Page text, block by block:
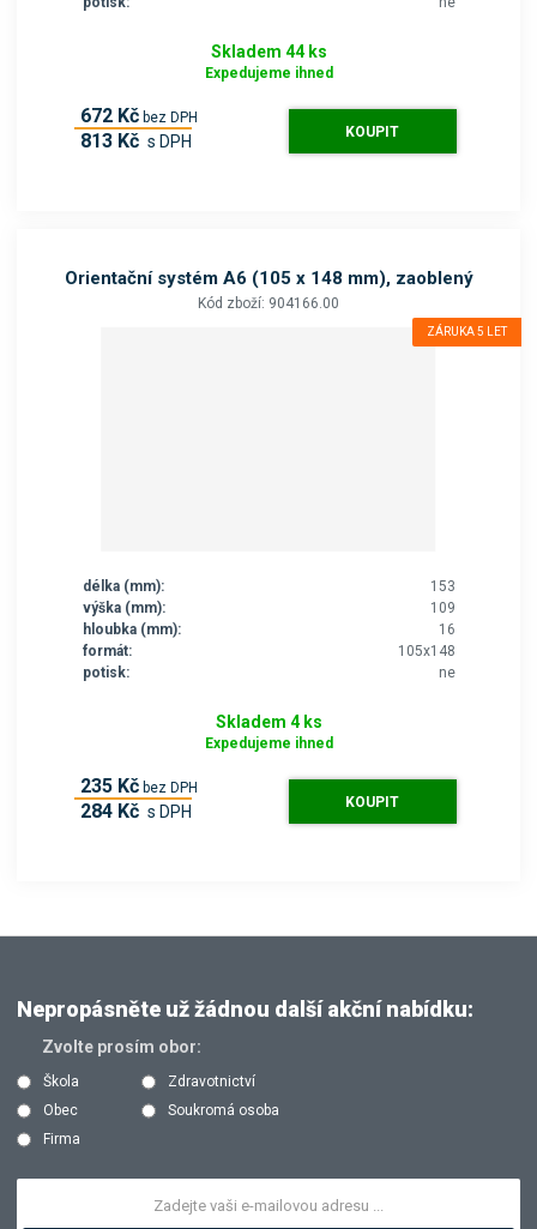
Skladem 44 ks
Expedujeme ihned
672 Kč bez DPH
813 Kč s DPH KOUPIT
Orientační systém A6 (105 x 148 mm), zaoblený
Kód zboží: 904166.00
ZÁRUKA 5 LET
délka (mm):
153
výška (mm):
109
hloubka (mm):
16
formát:
105x148
potisk:
ne
Skladem 4 ks
Expedujeme ihned
235 Kč bez DPH
284 Kč s DPH KOUPIT
Nepropásněte už žádnou další akční nabídku:
Zvolte prosím obor:
Škola
Zdravotnictví
Obec
Soukromá osoba
Firma